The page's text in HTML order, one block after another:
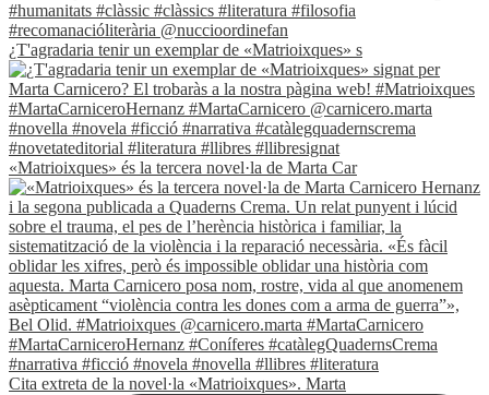
¿T'agradaria tenir un exemplar de «Matrioixques» s
«Matrioixques» és la tercera novel·la de Marta Car
Cita extreta de la novel·la «Matrioixques». Marta